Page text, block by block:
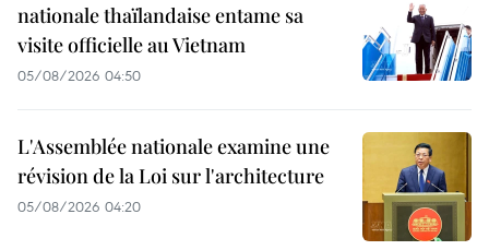
nationale thaïlandaise entame sa
visite officielle au Vietnam
05/08/2026 04:50
L'Assemblée nationale examine une
révision de la Loi sur l'architecture
05/08/2026 04:20